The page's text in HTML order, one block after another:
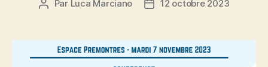
Auteur
Par Luca Marciano
Date12 octobre 2023